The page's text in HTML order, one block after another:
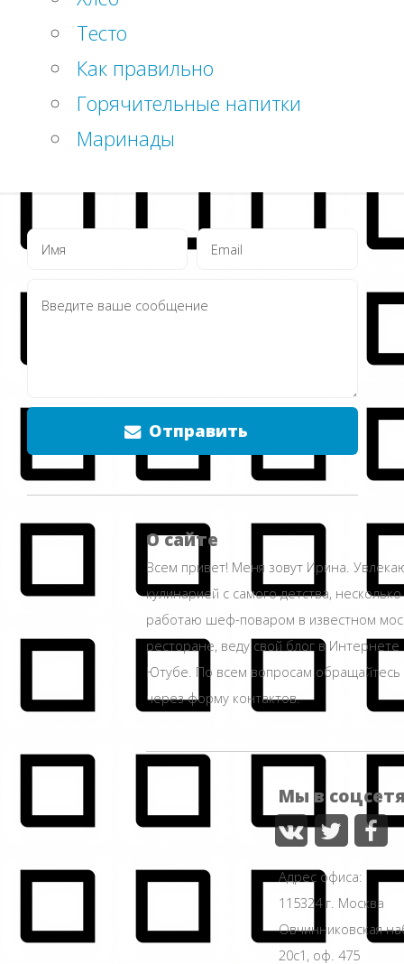
Тесто
Как правильно
Горячительные напитки
Маринады
Отправить
О сайте
Всем привет! Меня зовут Ирина.
кулинарией с самого детства,
работаю шеф-поваром в известном
ресторане, веду свой блог в Интернете
Ютубе. По всем вопросам
через форму контактов.
Мы в
Адрес офиса:
115324 г. Москва
Овчинниковская
20с1, оф. 475